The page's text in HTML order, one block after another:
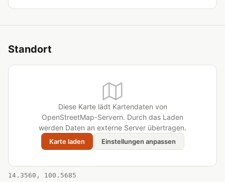
Standort
Diese Karte lädt Kartendaten von
OpenStreetMap-Servern. Durch das Laden
werden Daten an externe Server übertragen.
Karte laden Einstellungen anpassen
14.3560, 100.5685